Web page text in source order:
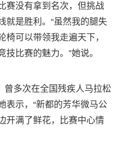
赛没有拿到名次，但挑战
就是胜利。“虽然我的腿失
椅可以带领我走遍天下，
比赛的魅力。”她说。
曾多次在全国残疾人马拉松
表示，“新都的芳华微马公
开满了鲜花，比赛中心情